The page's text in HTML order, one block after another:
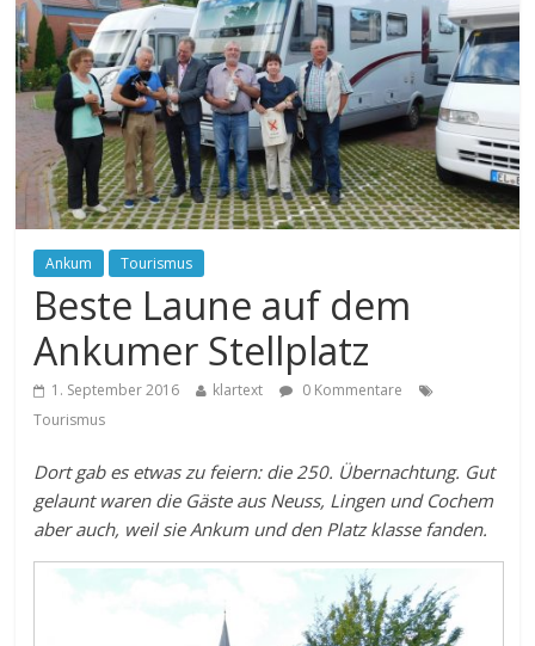
Ankum Tourismus
Beste Laune auf dem
Ankumer Stellplatz
1. September 2016 klartext
0 Kommentare
Tourismus
Dort gab es etwas zu feiern: die 250. Übernachtung. Gut
gelaunt waren die Gäste aus Neuss, Lingen und Cochem
aber auch, weil sie Ankum und den Platz klasse fanden.